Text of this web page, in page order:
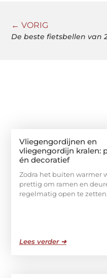
← VORIG
De beste fietsbellen van
Vliegengordijnen en
vliegengordijn kralen:
én decoratief
Zodra het buiten warmer
prettig om ramen en
regelmatig open te
Lees verder ➜